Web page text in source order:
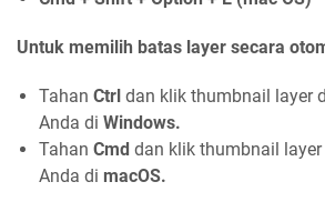
Untuk memilih batas layer secara
Tahan Ctrl dan klik thumbnail layer
Anda di Windows.
Tahan Cmd dan klik thumbnail
Anda di macOS.